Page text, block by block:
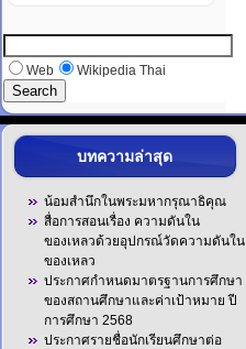
Web Wikipedia Thai
บทความล่าสุด
น้อมสำนึกในพระมหากรุณาธิคุณ
สื่อการสอนเรื่อง ความดันใน
ของเหลวด้วยอุปกรณ์วัดความดันใน
ของเหลว
ประกาศกำหนดมาตรฐานการศึกษา
ของสถานศึกษาและค่าเป้าหมาย ปี
การศึกษา 2568
ประกาศรายชื่อนักเรียนศึกษาต่อ